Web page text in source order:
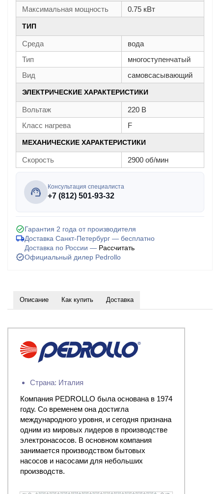
Максимальная мощность 0.75 кВт
ТИП
Среда
вода
Тип
многоступенчатый
Вид
самовсасывающий
ЭЛЕКТРИЧЕСКИЕ ХАРАКТЕРИСТИКИ
Вольтаж
220 В
Класс нагрева
F
МЕХАНИЧЕСКИЕ ХАРАКТЕРИСТИКИ
Скорость 2900 об/мин
Консультация специалиста
+7 (812) 501-93-32
Гарантия 2 года от производителя
Доставка Санкт-Петербург — бесплатно
Доставка по России — Рассчитать
Официальный дилер Pedrollo
Описание Как купить Доставка
Страна: Италия
Компания PEDROLLO была основана в 1974
году. Со временем она достигла
международного уровня, и сегодня признана
одним из мировых лидеров в производстве
электронасосов. В основном компания
занимается производством бытовых
насосов и насосами для небольших
производств.